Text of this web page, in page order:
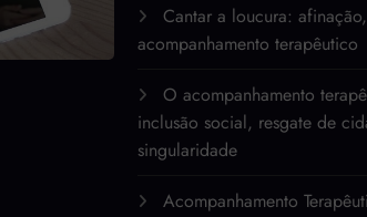
Cantar a loucura:
acompanhamento terapêutico
O acompanhamento
inclusão social, resgate de
singularidade
Acompanhamento